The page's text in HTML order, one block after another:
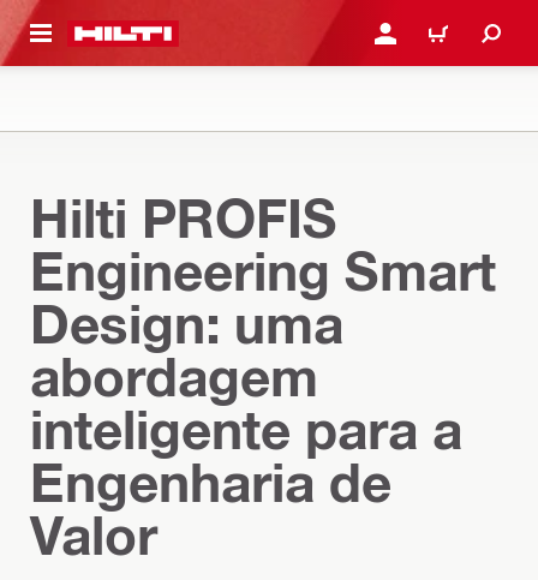
CONTENT ENTRAR OU REGISTAR
CARRINHO
Hilti PROFIS
Engineering Smart
Design: uma
abordagem
inteligente para a
Engenharia de
Valor